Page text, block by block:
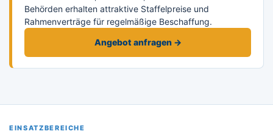
Behörden erhalten attraktive Staffelpreise und
Rahmenverträge für regelmäßige Beschaffung.
Angebot anfragen →
EINSATZBEREICHE